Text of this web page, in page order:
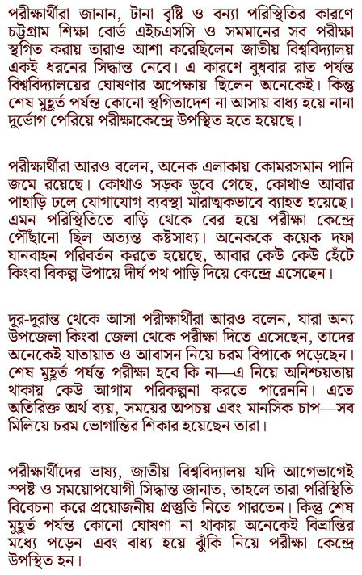
পরীক্ষার্থীরা জানান, টানা বৃষ্টি ও বন্যা পরিস্থিতির কারণে
চট্টগ্রাম শিক্ষা বোর্ড এইচএসসি ও সমমানের সব পরীক্ষা
স্থগিত করায় তারাও আশা করেছিলেন জাতীয় বিশ্ববিদ্যালয়
একই ধরনের সিদ্ধান্ত নেবে। এ কারণে বুধবার রাত পর্যন্ত
বিশ্ববিদ্যালয়ের ঘোষণার অপেক্ষায় ছিলেন অনেকেই। কিন্তু
শেষ মুহূর্ত পর্যন্ত কোনো স্থগিতাদেশ না আসায় বাধ্য হয়ে নানা
দুর্ভোগ পেরিয়ে পরীক্ষাকেন্দ্রে উপস্থিত হতে হয়েছে।
পরীক্ষার্থীরা আরও বলেন, অনেক এলাকায় কোমরসমান পানি
জমে রয়েছে। কোথাও সড়ক ডুবে গেছে, কোথাও আবার
পাহাড়ি ঢলে যোগাযোগ ব্যবস্থা মারাত্মকভাবে ব্যাহত হয়েছে।
এমন পরিস্থিতিতে বাড়ি থেকে বের হয়ে পরীক্ষা কেন্দ্রে
পৌঁছানো ছিল অত্যন্ত কষ্টসাধ্য। অনেককে কয়েক দফা
যানবাহন পরিবর্তন করতে হয়েছে, আবার কেউ কেউ হেঁটে
কিংবা বিকল্প উপায়ে দীর্ঘ পথ পাড়ি দিয়ে কেন্দ্রে এসেছেন।
দূর-দূরান্ত থেকে আসা পরীক্ষার্থীরা আরও বলেন, যারা অন্য
উপজেলা কিংবা জেলা থেকে পরীক্ষা দিতে এসেছেন, তাদের
অনেকেই যাতায়াত ও আবাসন নিয়ে চরম বিপাকে পড়েছেন।
শেষ মুহূর্ত পর্যন্ত পরীক্ষা হবে কি না—এ নিয়ে অনিশ্চয়তায়
থাকায় কেউ আগাম পরিকল্পনা করতে পারেননি। এতে
অতিরিক্ত অর্থ ব্যয়, সময়ের অপচয় এবং মানসিক চাপ—সব
মিলিয়ে চরম ভোগান্তির শিকার হয়েছেন তারা।
পরীক্ষার্থীদের ভাষ্য, জাতীয় বিশ্ববিদ্যালয় যদি আগেভাগেই
স্পষ্ট ও সময়োপযোগী সিদ্ধান্ত জানাত, তাহলে তারা পরিস্থিতি
বিবেচনা করে প্রয়োজনীয় প্রস্তুতি নিতে পারতেন। কিন্তু শেষ
মুহূর্ত পর্যন্ত কোনো ঘোষণা না থাকায় অনেকেই বিভ্রান্তির
মধ্যে পড়েন এবং বাধ্য হয়ে ঝুঁকি নিয়ে পরীক্ষা কেন্দ্রে
উপস্থিত হন।